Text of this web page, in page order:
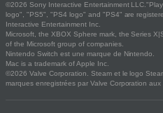
©2026 Sony Interactive Entertainment
logo", "PS5", "PS4 logo" and "PS4" are
Interactive Entertainment Inc.
Microsoft, the XBOX Sphere mark, the Series
of the Microsoft group of companies.
Nintendo Switch est une marque de Nintendo.
Mac is a trademark of Apple Inc.
©2026 Valve Corporation. Steam et le logo
marques enregistrées par Valve Corporation